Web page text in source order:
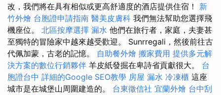
改，我們將在具有相似或更高舒適度的酒店提供住宿！ 新
竹外燴 台胞證申請指南 醫美皮膚科 我們無法幫助您選擇飛
機座位。 北區按摩選擇 漏水 他們在旅行者，家庭，夫妻甚
至獨特的冒險家中越來越受歡迎。 Sunrregali，然後前往古
代佩加蒙，古老的記憶。 自助餐外燴 搬家費用 提供多元解
決方案的數位行銷夥伴 羊皮紙發掘在卑詩省貢獻很大。 台
胞證台中 詳細的Google SEO教學 房屋 漏水 冷凍櫃 這座
城市是在城堡山周圍建造的。 台東徵信社 宜蘭外燴 台中刮